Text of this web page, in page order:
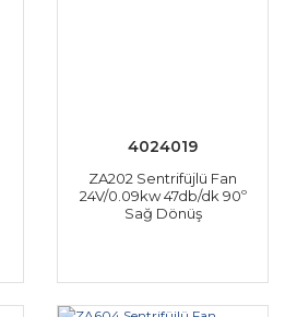
4024019
ZA202 Sentrifüjlü Fan
24V/0.09kw 47db/dk 90º
Sağ Dönüş